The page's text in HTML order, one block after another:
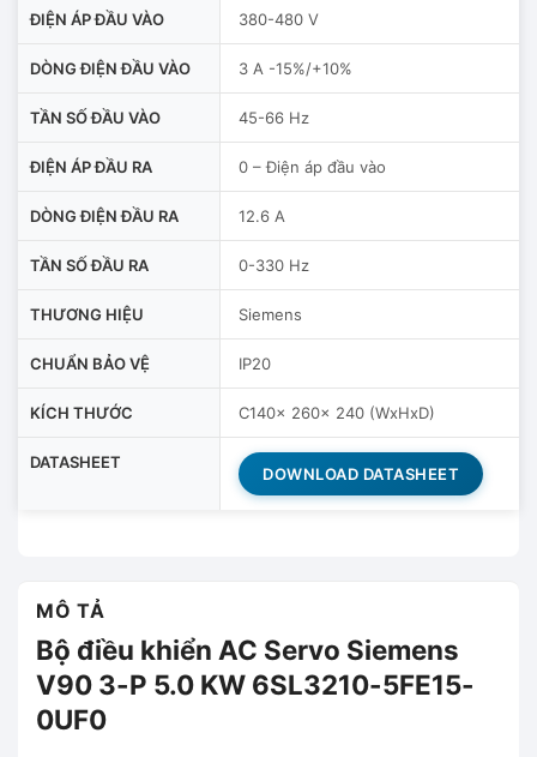
ĐIỆN ÁP ĐẦU VÀO 380-480 V
DÒNG ĐIỆN ĐẦU VÀO 3 A -15%/+10%
TẦN SỐ ĐẦU VÀO 45-66 Hz
ĐIỆN ÁP ĐẦU RA 0 – Điện áp đầu vào
DÒNG ĐIỆN ĐẦU RA 12.6 A
TẦN SỐ ĐẦU RA 0-330 Hz
THƯƠNG HIỆU Siemens
CHUẨN BẢO VỆ IP20
KÍCH THƯỚC C140x 260x 240 (WxHxD)
DATASHEET
DOWNLOAD DATASHEET
MÔ TẢ
Bộ điều khiển AC Servo Siemens
V90 3-P 5.0 KW 6SL3210-5FE15-
0UF0